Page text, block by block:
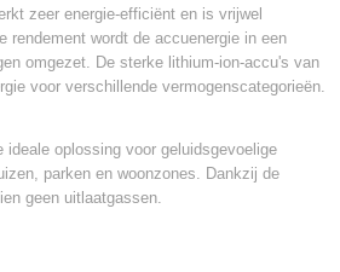
zeer energie-efficiënt en is vrijwel
rendement wordt de accuenergie in een
omgezet. De sterke lithium-ion-accu's van
voor verschillende vermogenscategorieën.
ideale oplossing voor geluidsgevoelige
parken en woonzones. Dankzij de
geen uitlaatgassen.